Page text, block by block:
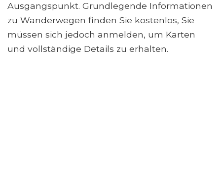
Ausgangspunkt. Grundlegende Informationen
zu Wanderwegen finden Sie kostenlos, Sie
müssen sich jedoch anmelden, um Karten
und vollständige Details zu erhalten.